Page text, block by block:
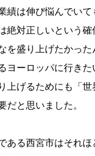
績は伸び悩んでい
絶対正しいという確
を盛り上げたかっ
ヨーロッパに行きた
上げるためにも「世
だと思いました。
ある西宮市はそれほ